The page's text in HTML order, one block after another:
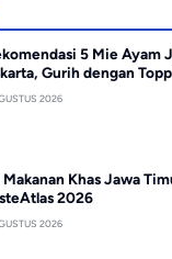
5 Mie Ayam
Gurih dengan
2026
Makanan Khas Jawa
2026
2026